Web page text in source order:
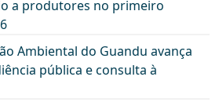
a produtores no primeiro
Ambiental do Guandu avança
pública e consulta à